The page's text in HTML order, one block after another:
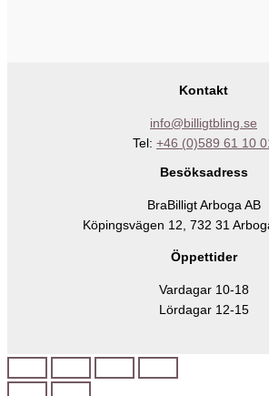
Kontakt
info@billigtbling.se
Tel: +46 (0)589 61 10
Besöksadress
BraBilligt Arboga AB
Köpingsvägen 12, 732 31
Öppettider
Vardagar 10-18
Lördagar 12-15